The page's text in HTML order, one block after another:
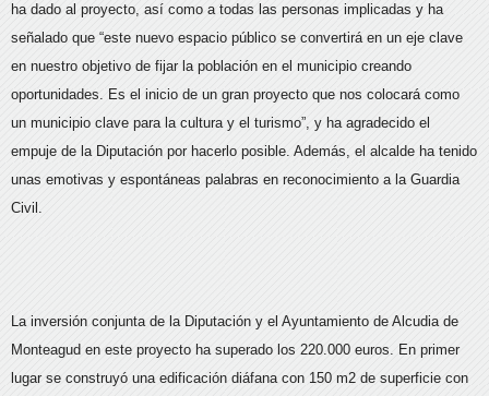
ha dado al proyecto, así como a todas las personas implicadas y ha
señalado que “este nuevo espacio público se convertirá en un eje clave
en nuestro objetivo de fijar la población en el municipio creando
oportunidades. Es el inicio de un gran proyecto que nos colocará como
un municipio clave para la cultura y el turismo”, y ha agradecido el
empuje de la Diputación por hacerlo posible. Además, el alcalde ha tenido
unas emotivas y espontáneas palabras en reconocimiento a la Guardia
Civil.
La inversión conjunta de la Diputación y el Ayuntamiento de Alcudia de
Monteagud en este proyecto ha superado los 220.000 euros. En primer
lugar se construyó una edificación diáfana con 150 m2 de superficie con